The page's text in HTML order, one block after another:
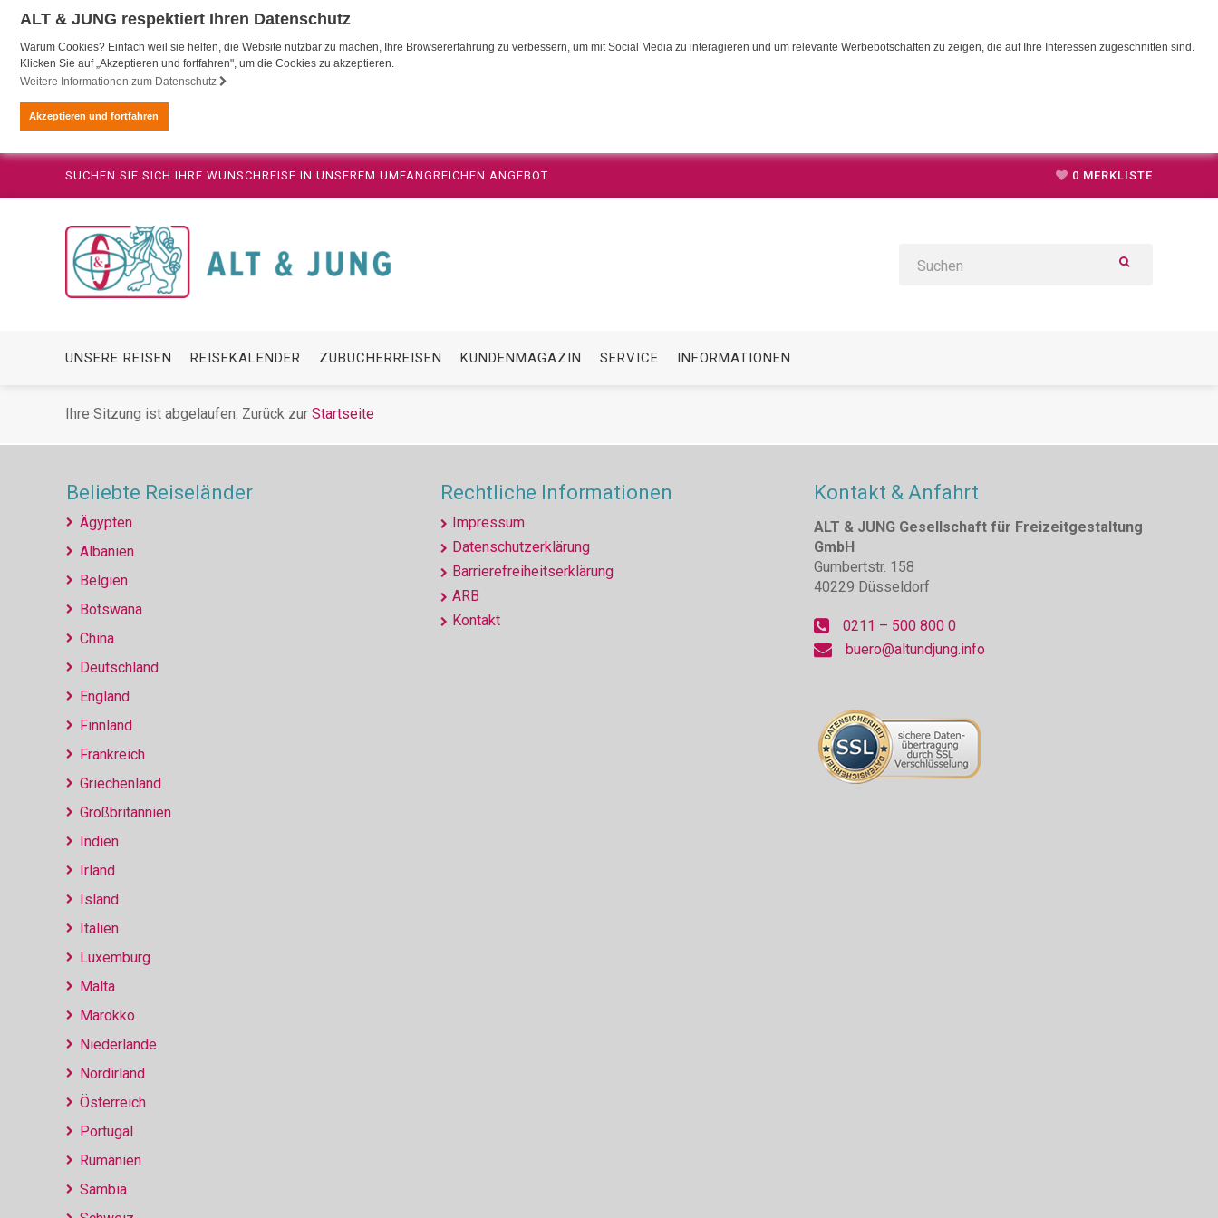
ALT & JUNG respektiert Ihren Datenschutz
Warum Cookies? Einfach weil sie helfen, die Website nutzbar zu machen, Ihre Browsererfahrung zu verbessern, um mit Social Media zu interagieren und um relevante Werbebotschaften zu zeigen, die auf Ihre Interessen zugeschnitten sind.
Klicken Sie auf „Akzeptieren und fortfahren", um die Cookies zu akzeptieren.
Weitere Informationen zum Datenschutz
Akzeptieren und fortfahren
SUCHEN SIE SICH IHRE WUNSCHREISE IN UNSEREM UMFANGREICHEN ANGEBOT 0 MERKLISTE
UNSERE REISEN REISEKALENDER ZUBUCHERREISEN KUNDENMAGAZIN SERVICE INFORMATIONEN
Ihre Sitzung ist abgelaufen. Zurück zur Startseite
Beliebte Reiseländer
Ägypten
Albanien
Belgien
Botswana
China
Deutschland
England
Finnland
Frankreich
Griechenland
Großbritannien
Indien
Irland
Island
Italien
Luxemburg
Malta
Marokko
Niederlande
Nordirland
Österreich
Portugal
Rumänien
Sambia
Rechtliche Informationen
Impressum
Datenschutzerklärung
Barrierefreiheitserklärung
ARB
Kontakt
Kontakt & Anfahrt
ALT & JUNG Gesellschaft für Freizeitgestaltung
GmbH
Gumbertstr. 158
40229 Düsseldorf
0211 – 500 800 0
buero@altundjung.info